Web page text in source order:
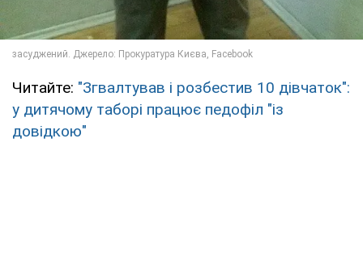
Читайте: "Згвалтував і розбестив 10 дівчаток":
у дитячому таборі працює педофіл "із
довідкою"